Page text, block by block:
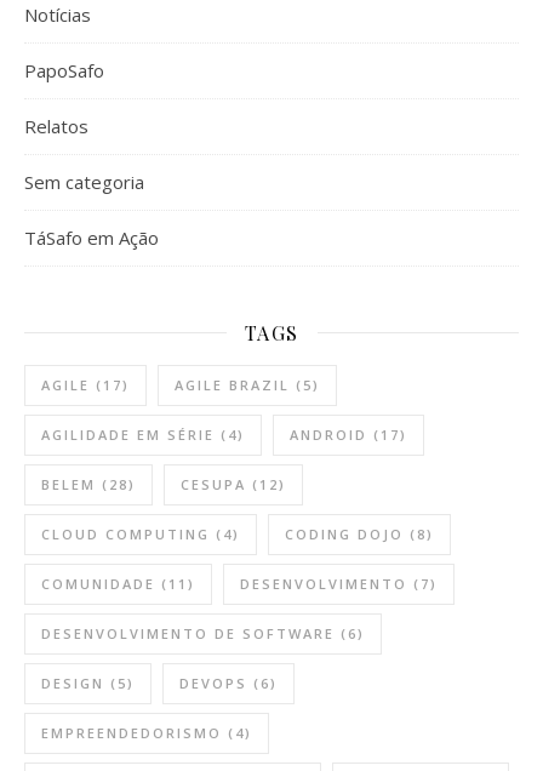
Notícias
PapoSafo
Relatos
Sem categoria
TáSafo em Ação
TAGS
AGILE (17) AGILE BRAZIL (5)
AGILIDADE EM SÉRIE (4) ANDROID (17)
BELEM (28) CESUPA (12)
CLOUD COMPUTING (4) CODING DOJO (8)
COMUNIDADE (11) DESENVOLVIMENTO (7)
DESENVOLVIMENTO DE SOFTWARE (6)
DESIGN (5) DEVOPS (6)
EMPREENDEDORISMO (4)